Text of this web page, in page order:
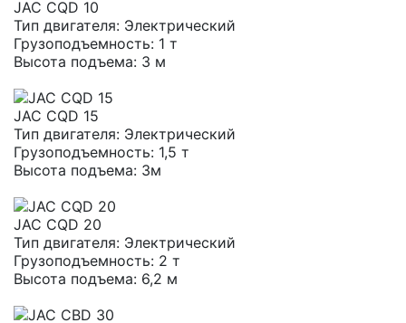
JAC CQD 10
Тип двигателя: Электрический
Грузоподъемность: 1 т
Высота подъема: 3 м
JAC CQD 15
Тип двигателя: Электрический
Грузоподъемность: 1,5 т
Высота подъема: 3м
JAC CQD 20
Тип двигателя: Электрический
Грузоподъемность: 2 т
Высота подъема: 6,2 м